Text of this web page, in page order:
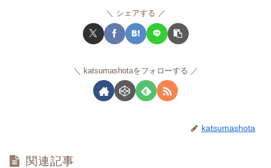
シェアする
katsumashotaをフォローする
katsumashota
関連記事